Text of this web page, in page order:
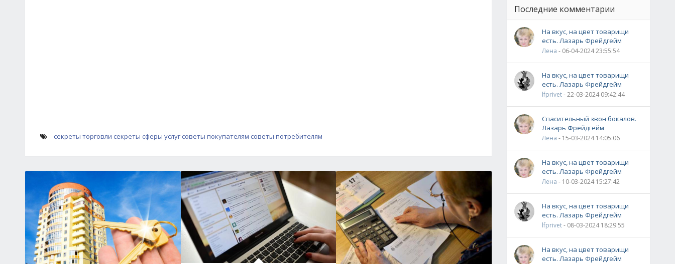
секреты торговли секреты сферы услуг советы покупателям советы потребителям
Последние комментарии
На вкус, на цвет товарищи
есть. Лазарь Фрейдгейм
Лена - 06-04-2024 23:55:54
На вкус, на цвет товарищи
есть. Лазарь Фрейдгейм
lfprivet- 22-03-2024 09:42:44
Спасительный звон бокалов.
Лазарь Фрейдгейм
Лена - 15-03-2024 14:05:06
На вкус, на цвет товарищи
есть. Лазарь Фрейдгейм
Лена - 10-03-2024 15:27:42
На вкус, на цвет товарищи
есть. Лазарь Фрейдгейм
lfprivet- 08-03-2024 18:29:55
На вкус, на цвет товарищи
есть. Лазарь Фрейдгейм